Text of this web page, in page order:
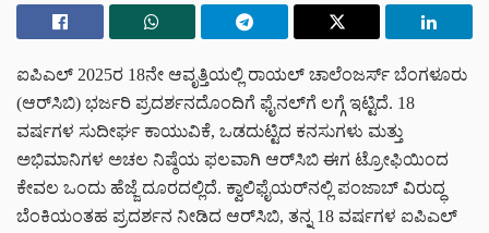
ಐಪಿಎಲ್ 2025ರ 18ನೇ ಆವೃತ್ತಿಯಲ್ಲಿ ರಾಯಲ್ ಚಾಲೆಂಜರ್ಸ್ ಬೆಂಗಳೂರು
(ಆರ್‌ಸಿಬಿ) ಭರ್ಜರಿ ಪ್ರದರ್ಶನದೊಂದಿಗೆ ಫೈನಲ್‌ಗೆ ಲಗ್ಗೆ ಇಟ್ಟಿದೆ. 18
ವರ್ಷಗಳ ಸುದೀರ್ಘ ಕಾಯುವಿಕೆ, ಒಡದುಟ್ಟಿದ ಕನಸುಗಳು ಮತ್ತು
ಅಭಿಮಾನಿಗಳ ಅಚಲ ನಿಷ್ಠೆಯ ಫಲವಾಗಿ ಆರ್‌ಸಿಬಿ ಈಗ ಟ್ರೋಫಿಯಿಂದ
ಕೇವಲ ಒಂದು ಹೆಜ್ಜೆ ದೂರದಲ್ಲಿದೆ. ಕ್ವಾಲಿಫೈಯರ್‌ನಲ್ಲಿ ಪಂಜಾಬ್ ವಿರುದ್ಧ
ಬೆಂಕಿಯಂತಹ ಪ್ರದರ್ಶನ ನೀಡಿದ ಆರ್‌ಸಿಬಿ, ತನ್ನ 18 ವರ್ಷಗಳ ಐಪಿಎಲ್